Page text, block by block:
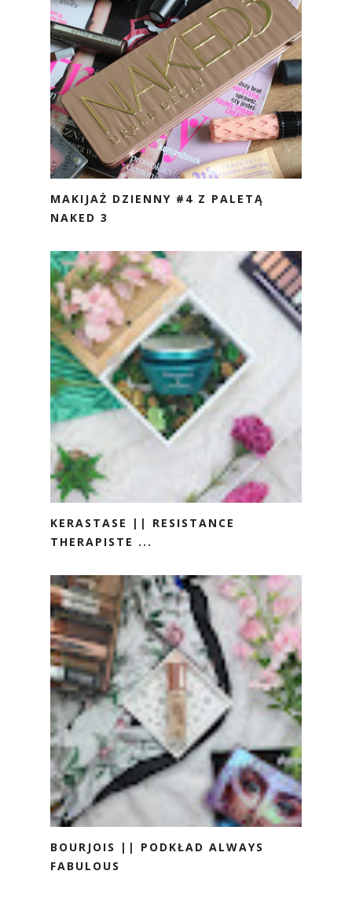
MAKIJAŻ DZIENNY #4 Z PALETĄ
NAKED 3
KERASTASE || RESISTANCE
THERAPISTE ...
BOURJOIS || PODKŁAD ALWAYS
FABULOUS